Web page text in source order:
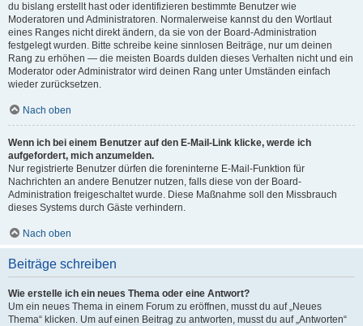
du bislang erstellt hast oder identifizieren bestimmte Benutzer wie
Moderatoren und Administratoren. Normalerweise kannst du den Wortlaut
eines Ranges nicht direkt ändern, da sie von der Board-Administration
festgelegt wurden. Bitte schreibe keine sinnlosen Beiträge, nur um deinen
Rang zu erhöhen — die meisten Boards dulden dieses Verhalten nicht und ein
Moderator oder Administrator wird deinen Rang unter Umständen einfach
wieder zurücksetzen.
Nach oben
Wenn ich bei einem Benutzer auf den E-Mail-Link klicke, werde ich
aufgefordert, mich anzumelden.
Nur registrierte Benutzer dürfen die foreninterne E-Mail-Funktion für
Nachrichten an andere Benutzer nutzen, falls diese von der Board-
Administration freigeschaltet wurde. Diese Maßnahme soll den Missbrauch
dieses Systems durch Gäste verhindern.
Nach oben
Beiträge schreiben
Wie erstelle ich ein neues Thema oder eine Antwort?
Um ein neues Thema in einem Forum zu eröffnen, musst du auf „Neues
Thema“ klicken. Um auf einen Beitrag zu antworten, musst du auf „Antworten“